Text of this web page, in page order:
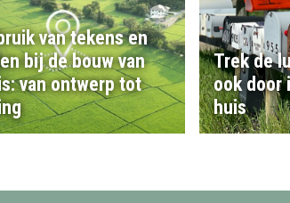
van tekens en
bij de bouw van
van ontwerp tot
Trek de
ook door
huis